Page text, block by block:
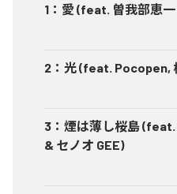
1 ： 愛 (feat. 曽我部恵
2 ： 光 (feat. Pocopen,
3 ： 煙は薄し桜島
& セノオ GEE)